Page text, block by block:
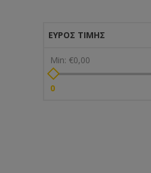
ΕΎΡΟΣ ΤΙΜΉΣ
Min: €0,00
0